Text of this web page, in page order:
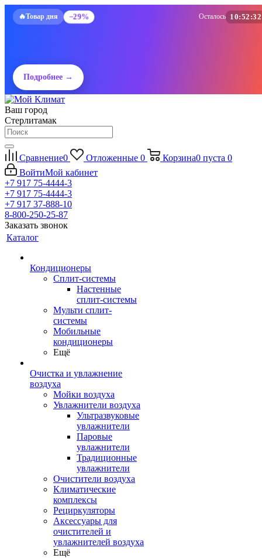
🔥Товар дня −29% Осталось 10:52:31
Подробнее →
Ваш город
Стерлитамак
Сравнение0 Отложенные 0 Корзина0 пуста 0
ВойтиМой кабинет
+7 917 75-4444-3
+7 917 75-4444-3
+7 917 37-888-10
8-800-250-25-87
Заказать звонок
Каталог
Кондиционеры
Сплит-системы
Настенные
сплит-системы
Мульти сплит-
системы
Мобильные
кондиционеры
Ещё
Очистка и увлажнение
воздуха
Мойки воздуха
Увлажнители воздуха
Ультразвуковые
увлажнители
Паровые
увлажнители
Традиционные
увлажнители
Очистители воздуха
Климатические
комплексы
Рециркуляторы
Аксессуары для
очистителей и
увлажнителей воздуха
Ещё